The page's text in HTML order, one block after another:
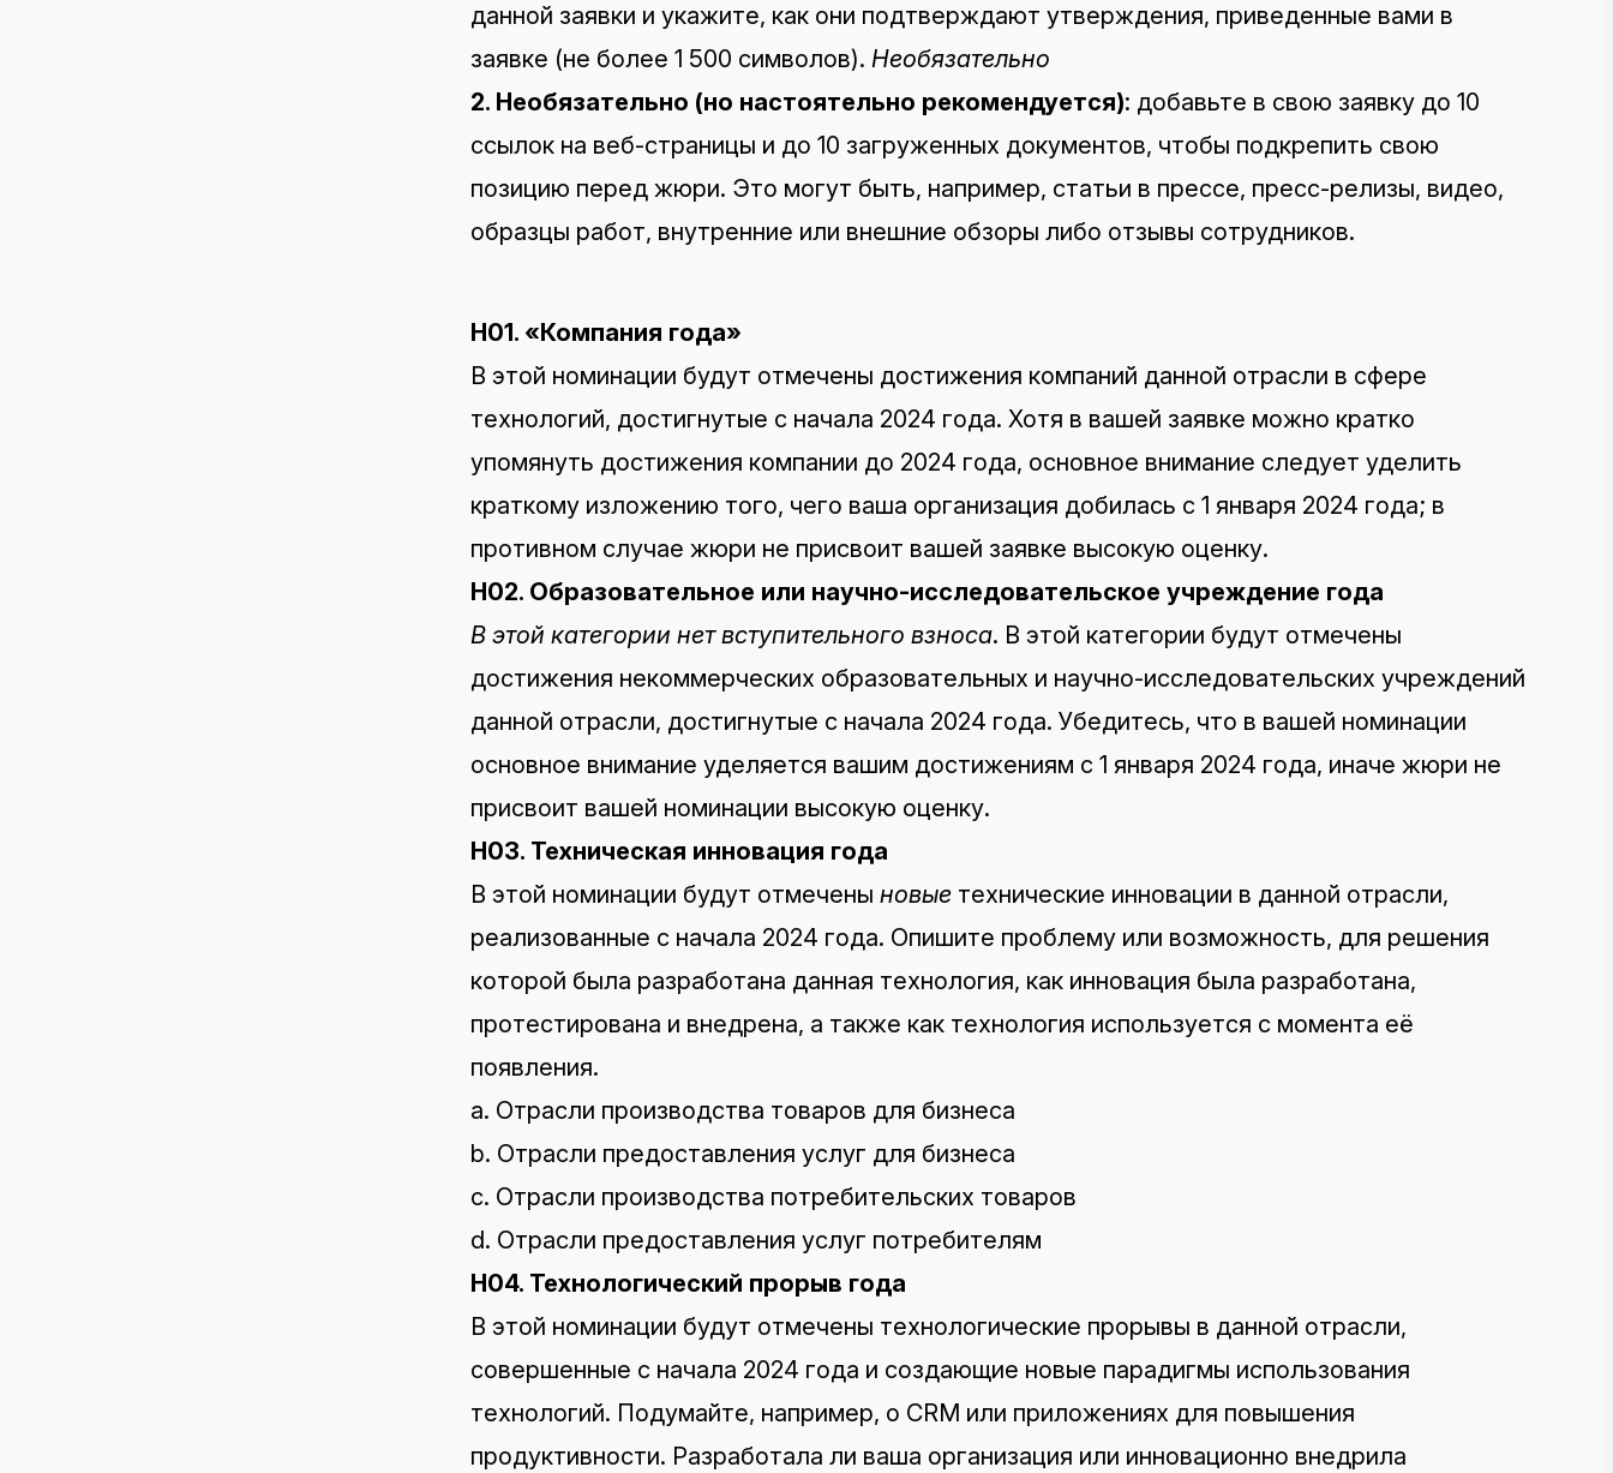
данной заявки и укажите, как они подтверждают утверждения, приведенные вами в
заявке (не более 1 500 символов). Необязательно
2. Необязательно (но настоятельно рекомендуется): добавьте в свою заявку до 10
ссылок на веб-страницы и до 10 загруженных документов, чтобы подкрепить свою
позицию перед жюри. Это могут быть, например, статьи в прессе, пресс-релизы, видео,
образцы работ, внутренние или внешние обзоры либо отзывы сотрудников.
H01. «Компания года»
В этой номинации будут отмечены достижения компаний данной отрасли в сфере
технологий, достигнутые с начала 2024 года. Хотя в вашей заявке можно кратко
упомянуть достижения компании до 2024 года, основное внимание следует уделить
краткому изложению того, чего ваша организация добилась с 1 января 2024 года; в
противном случае жюри не присвоит вашей заявке высокую оценку.
H02. Образовательное или научно-исследовательское учреждение года
В этой категории нет вступительного взноса. В этой категории будут отмечены
достижения некоммерческих образовательных и научно-исследовательских учреждений
данной отрасли, достигнутые с начала 2024 года. Убедитесь, что в вашей номинации
основное внимание уделяется вашим достижениям с 1 января 2024 года, иначе жюри не
присвоит вашей номинации высокую оценку.
H03. Техническая инновация года
В этой номинации будут отмечены новые технические инновации в данной отрасли,
реализованные с начала 2024 года. Опишите проблему или возможность, для решения
которой была разработана данная технология, как инновация была разработана,
протестирована и внедрена, а также как технология используется с момента её
появления.
a. Отрасли производства товаров для бизнеса
b. Отрасли предоставления услуг для бизнеса
c. Отрасли производства потребительских товаров
d. Отрасли предоставления услуг потребителям
H04. Технологический прорыв года
В этой номинации будут отмечены технологические прорывы в данной отрасли,
совершенные с начала 2024 года и создающие новые парадигмы использования
технологий. Подумайте, например, о CRM или приложениях для повышения
продуктивности. Разработала ли ваша организация или инновационно внедрила